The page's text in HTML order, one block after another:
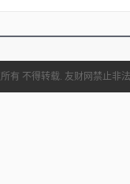
所有 不得转载. 友财网禁止非